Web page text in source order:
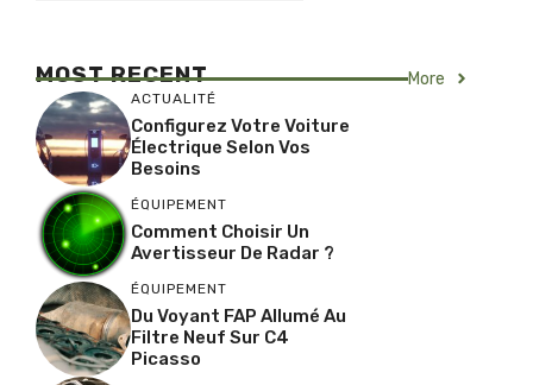
MOST RECENT More
ACTUALITÉ
Configurez Votre Voiture
Électrique Selon Vos
Besoins
ÉQUIPEMENT
Comment Choisir Un
Avertisseur De Radar ?
ÉQUIPEMENT
Du Voyant FAP Allumé Au
Filtre Neuf Sur C4
Picasso